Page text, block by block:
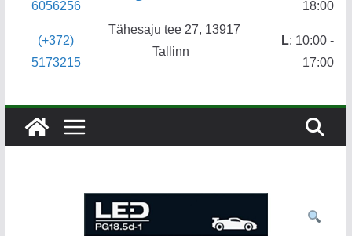
6056256
(+372)
5173215
Tähesaju tee 27, 13917
Tallinn
18:00
L: 10:00 -
17:00